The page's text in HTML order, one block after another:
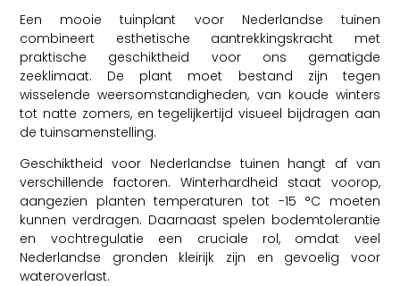
Een mooie tuinplant voor Nederlandse tuinen
combineert esthetische aantrekkingskracht met
praktische geschiktheid voor ons gematigde
zeeklimaat. De plant moet bestand zijn tegen
wisselende weersomstandigheden, van koude winters
tot natte zomers, en tegelijkertijd visueel bijdragen aan
de tuinsamenstelling.
Geschiktheid voor Nederlandse tuinen hangt af van
verschillende factoren. Winterhardheid staat voorop,
aangezien planten temperaturen tot -15 °C moeten
kunnen verdragen. Daarnaast spelen bodemtolerantie
en vochtregulatie een cruciale rol, omdat veel
Nederlandse gronden kleirijk zijn en gevoelig voor
wateroverlast.